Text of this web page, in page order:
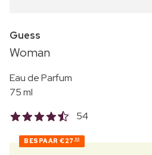
Guess
Woman
Eau de Parfum
75 ml
54
BESPAAR €27 60